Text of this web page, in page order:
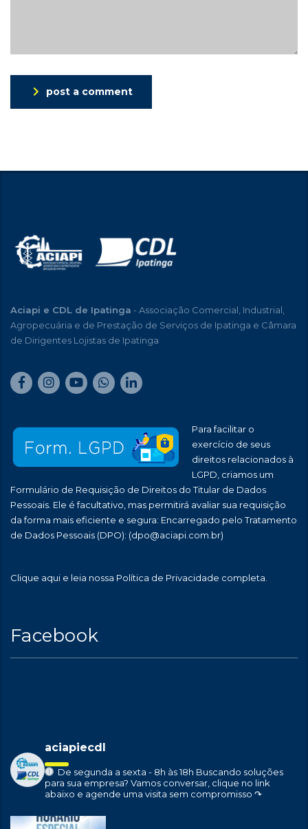
post a comment
Aciapi e CDL de Ipatinga - Associação Comercial, Industrial,
Agropecuária e de Prestação de Serviços de Ipatinga e Câmara
de Dirigentes Lojistas de Ipatinga
Para facilitar o
exercício de seus
direitos relacionados à
LGPD, criamos um
Formulário de Requisição de Direitos do Titular de Dados
Pessoais. Ele é facultativo, mas permitirá avaliar sua requisição
da forma mais eficiente e segura: Encarregado pelo Tratamento
de Dados Pessoais (DPO): (dpo@aciapi.com.br)
Clique aqui e leia nossa Política de Privacidade completa.
Facebook
aciapiecdl
De segunda a sexta - 8h às 18h Buscando soluções
para sua empresa? Vamos conversar, clique no link
abaixo e agende uma visita sem compromisso ↷